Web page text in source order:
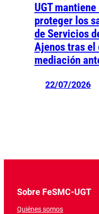
UGT
proteger los
de Servicios
Ajenos tras el
mediación
22/07/2026
Sobre FeSMC-UGT
Quiénes somos